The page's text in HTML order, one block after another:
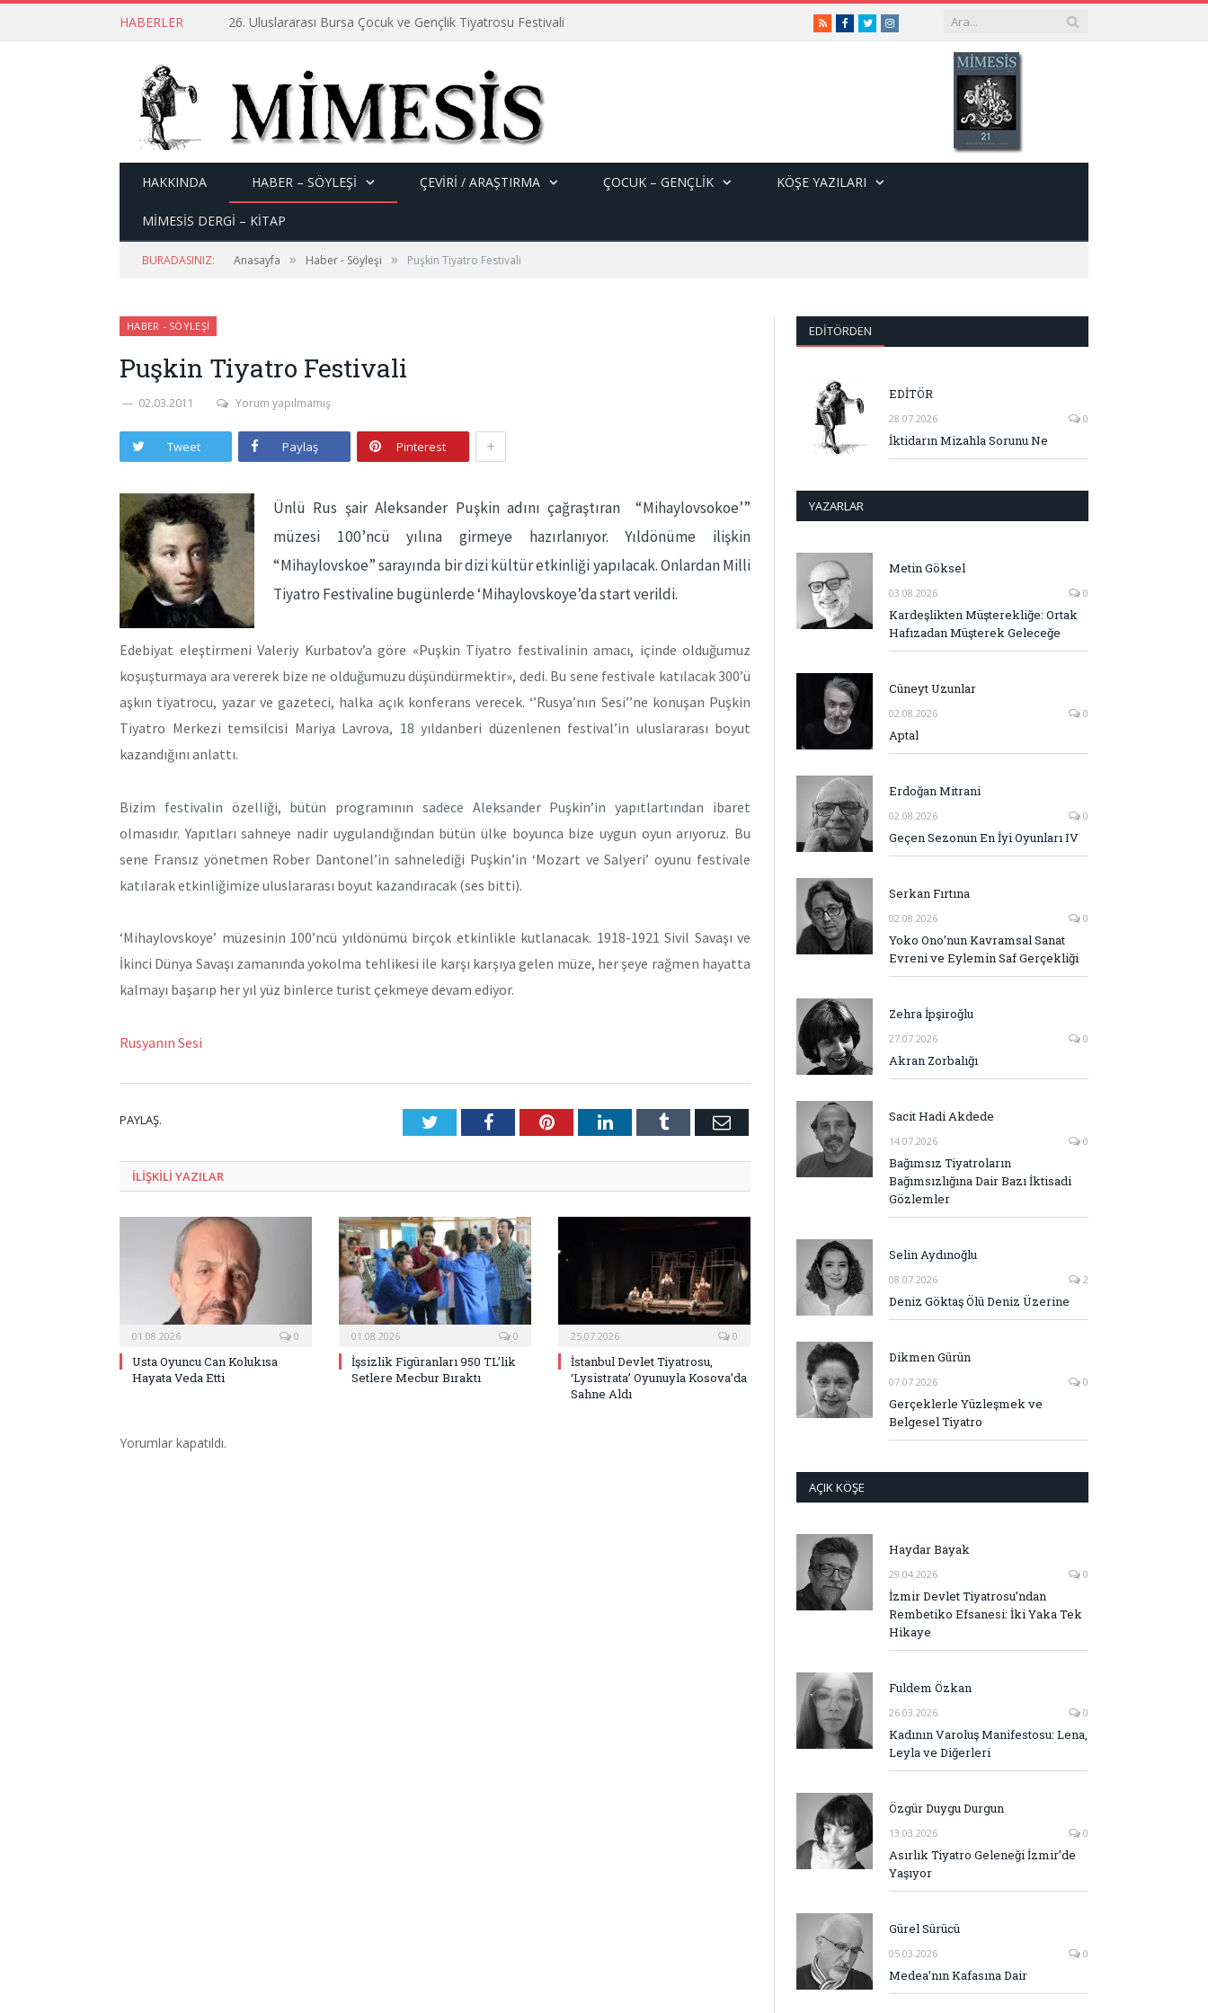
HABERLER 26. Uluslararası Bursa Çocuk ve Gençlik Tiyatrosu Festivali RSSFacebook
TwitterInstagram
HAKKINDA HABER – SÖYLEŞI ÇEVİRİ / ARAŞTIRMA ÇOCUK – GENÇLIK KÖŞE YAZILARI
MİMESİS DERGİ – KİTAP
BURADASINIZ: Anasayfa » Haber - Söyleşi » Puşkin Tiyatro Festivali
HABER - SÖYLEŞI
Puşkin Tiyatro Festivali
02.03.2011 Yorum yapılmamış
Tweet Paylaş Pinterest +
Ünlü Rus şair Aleksander Puşkin adını çağraştıran “Mihaylovsokoe’”
müzesi 100’ncü yılına girmeye hazırlanıyor. Yıldönüme ilişkin
“Mihaylovskoe” sarayında bir dizi kültür etkinliği yapılacak. Onlardan Milli
Tiyatro Festivaline bugünlerde ‘Mihaylovskoye’da start verildi.
Edebiyat eleştirmeni Valeriy Kurbatov’a göre «Puşkin Tiyatro festivalinin amacı, içinde olduğumuz
koşuşturmaya ara vererek bize ne olduğumuzu düşündürmektir», dedi. Bu sene festivale katılacak 300’ü
aşkın tiyatrocu, yazar ve gazeteci, halka açık konferans verecek. ‘’Rusya’nın Sesi’’ne konuşan Puşkin
Tiyatro Merkezi temsilcisi Mariya Lavrova, 18 yıldanberi düzenlenen festival’in uluslararası boyut
kazandığını anlattı.
Bizim festivalin özelliği, bütün programının sadece Aleksander Puşkin’in yapıtlartından ibaret
olmasıdır. Yapıtları sahneye nadir uygulandığından bütün ülke boyunca bize uygun oyun arıyoruz. Bu
sene Fransız yönetmen Rober Dantonel’in sahnelediği Puşkin’in ‘Mozart ve Salyeri’ oyunu festivale
katılarak etkinliğimize uluslararası boyut kazandıracak (ses bitti).
‘Mihaylovskoye’ müzesinin 100’ncü yıldönümü birçok etkinlikle kutlanacak. 1918-1921 Sivil Savaşı ve
İkinci Dünya Savaşı zamanında yokolma tehlikesi ile karşı karşıya gelen müze, her şeye rağmen hayatta
kalmayı başarıp her yıl yüz binlerce turist çekmeye devam ediyor.
Rusyanın Sesi
PAYLAŞ. TwitterFacebookPinterestLinkedInTumblr E-
ILIŞKILI YAZILAR
01.08.2026 0
Usta Oyuncu Can Kolukısa
Hayata Veda Etti
01.08.2026 0
İşsizlik Figüranları 950 TL’lik
Setlere Mecbur Bıraktı
25.07.2026 0
İstanbul Devlet Tiyatrosu,
‘Lysistrata’ Oyunuyla Kosova’da
Sahne Aldı
Yorumlar kapatıldı.
EDITÖRDEN
EDİTÖR
28.07.2026 0
İktidarın Mizahla Sorunu Ne
YAZARLAR
Metin Göksel
03.08.2026 0
Kardeşlikten Müşterekliğe: Ortak
Hafızadan Müşterek Geleceğe
Cüneyt Uzunlar
02.08.2026 0
Aptal
Erdoğan Mitrani
02.08.2026 0
Geçen Sezonun En İyi Oyunları IV
Serkan Fırtına
02.08.2026 0
Yoko Ono’nun Kavramsal Sanat
Evreni ve Eylemin Saf Gerçekliği
Zehra İpşiroğlu
27.07.2026 0
Akran Zorbalığı
Sacit Hadi Akdede
14.07.2026 0
Bağımsız Tiyatroların
Bağımsızlığına Dair Bazı İktisadi
Gözlemler
Selin Aydınoğlu
08.07.2026 2
Deniz Göktaş Ölü Deniz Üzerine
Dikmen Gürün
07.07.2026 0
Gerçeklerle Yüzleşmek ve
Belgesel Tiyatro
AÇIK KÖŞE
Haydar Bayak
29.04.2026 0
İzmir Devlet Tiyatrosu’ndan
Rembetiko Efsanesi: İki Yaka Tek
Hikaye
Fuldem Özkan
26.03.2026 0
Kadının Varoluş Manifestosu: Lena,
Leyla ve Diğerleri
Özgür Duygu Durgun
13.03.2026 0
Asırlık Tiyatro Geleneği İzmir’de
Yaşıyor
Gürel Sürücü
05.03.2026 0
Medea’nın Kafasına Dair